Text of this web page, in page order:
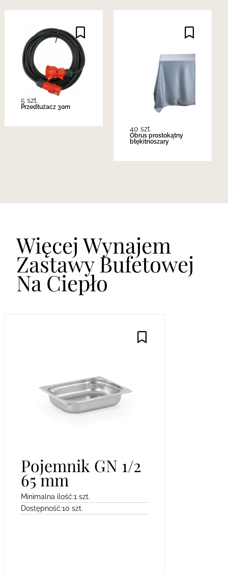
5 szt.
Przedłużacz 30m
40 szt.
Obrus prostokątny
błękitnoszary
Więcej Wynajem
Zastawy Bufetowej
Na Ciepło
Pojemnik GN 1/2
65 mm
Minimalna ilość:1 szt.
Dostępność:10 szt.